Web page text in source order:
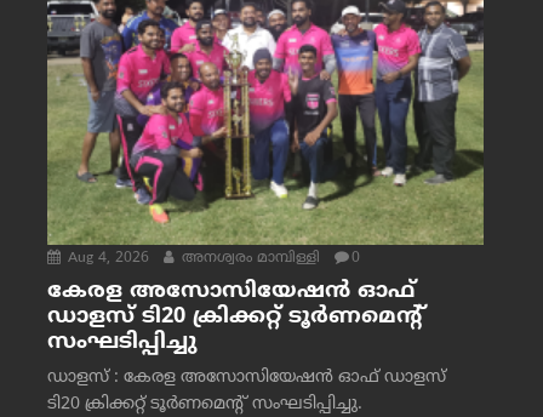
Aug 4, 2026 അനശ്വരം മാമ്പിള്ളി 0
കേരള അസോസിയേഷൻ ഓഫ്
ഡാളസ് ടി20 ക്രിക്കറ്റ് ടൂർണമെന്റ്
സംഘടിപ്പിച്ചു
ഡാളസ് : കേരള അസോസിയേഷൻ ഓഫ് ഡാളസ്
ടി20 ക്രിക്കറ്റ് ടൂർണമെന്റ് സംഘടിപ്പിച്ചു.